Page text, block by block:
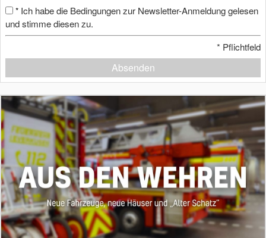
* Ich habe die Bedingungen zur Newsletter-Anmeldung gelesen
und stimme diesen zu.
* Pflichtfeld
Absenden